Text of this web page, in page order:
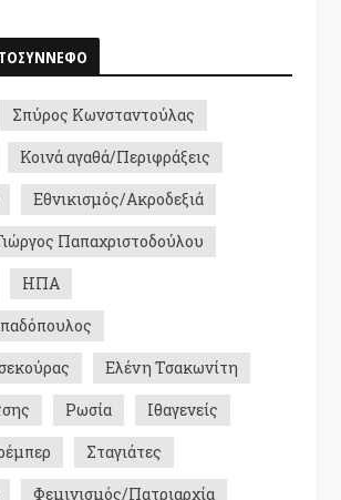
Σπύρος Κωνσταντούλας
Κοινά αγαθά/Περιφράξεις
Εθνικισμός/Ακροδεξιά
Παπαχριστοδούλου
ΗΠΑ
Ελένη Τσακωνίτη
Ρωσία
Ιθαγενείς
Σταγιάτες
Φεμινισμός/Πατριαρχία